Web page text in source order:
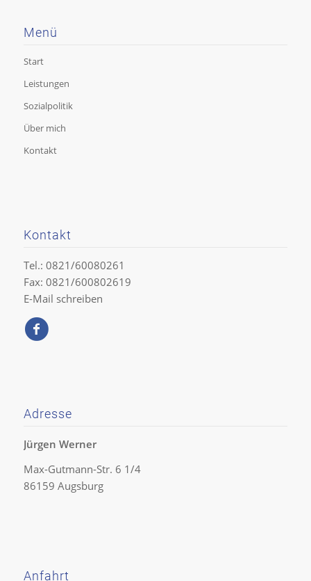
Menü
Start
Leistungen
Sozialpolitik
Über mich
Kontakt
Kontakt
Tel.: 0821/60080261
Fax: 0821/600802619
E-Mail schreiben
Adresse
Jürgen Werner
Max-Gutmann-Str. 6 1/4
86159 Augsburg
Anfahrt